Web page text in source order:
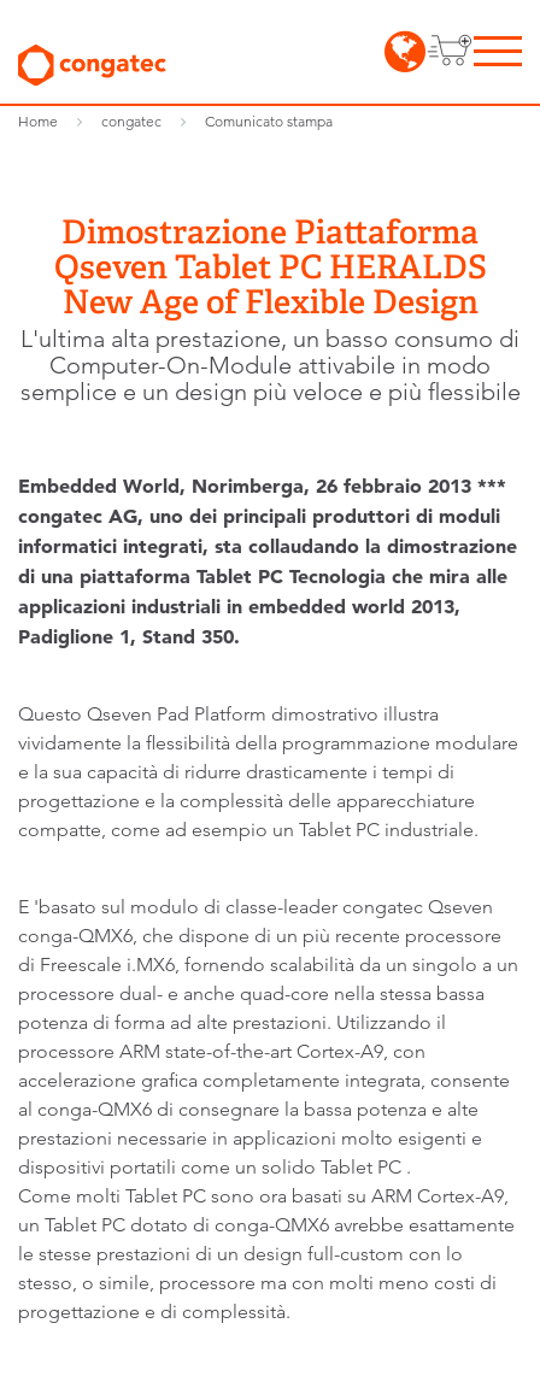
Home congatec Comunicato stampa
Dimostrazione Piattaforma
Qseven Tablet PC HERALDS
New Age of Flexible Design
L'ultima alta prestazione, un basso consumo di
Computer-On-Module attivabile in modo
semplice e un design più veloce e più flessibile
Embedded World, Norimberga, 26 febbraio 2013 ***
congatec AG, uno dei principali produttori di moduli
informatici integrati, sta collaudando la dimostrazione
di una piattaforma Tablet PC Tecnologia che mira alle
applicazioni industriali in embedded world 2013,
Padiglione 1, Stand 350.
Questo Qseven Pad Platform dimostrativo illustra
vividamente la flessibilità della programmazione modulare
e la sua capacità di ridurre drasticamente i tempi di
progettazione e la complessità delle apparecchiature
compatte, come ad esempio un Tablet PC industriale.
E 'basato sul modulo di classe-leader congatec Qseven
conga-QMX6, che dispone di un più recente processore
di Freescale i.MX6, fornendo scalabilità da un singolo a un
processore dual- e anche quad-core nella stessa bassa
potenza di forma ad alte prestazioni. Utilizzando il
processore ARM state-of-the-art Cortex-A9, con
accelerazione grafica completamente integrata, consente
al conga-QMX6 di consegnare la bassa potenza e alte
prestazioni necessarie in applicazioni molto esigenti e
dispositivi portatili come un solido Tablet PC .
Come molti Tablet PC sono ora basati su ARM Cortex-A9,
un Tablet PC dotato di conga-QMX6 avrebbe esattamente
le stesse prestazioni di un design full-custom con lo
stesso, o simile, processore ma con molti meno costi di
progettazione e di complessità.